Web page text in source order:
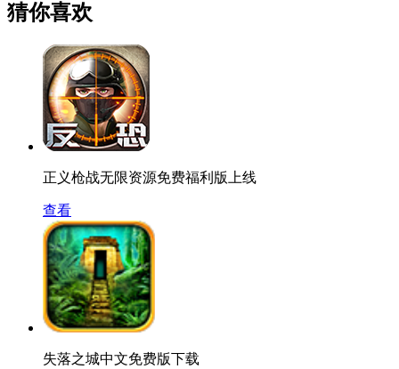
猜你喜欢
正义枪战无限资源免费福利版上线
查看
失落之城中文免费版下载